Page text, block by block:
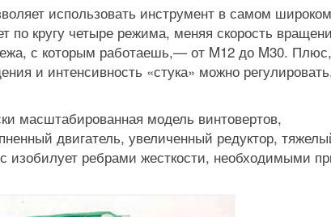
использовать инструмент в самом широком
по кругу четыре режима, меняя скорость
с которым работаешь,— от M12 до M30. Плюс,
и интенсивность «стука» можно
масштабированная модель винтовертов,
двигатель, увеличенный редуктор,
ребрами жесткости, необходимыми